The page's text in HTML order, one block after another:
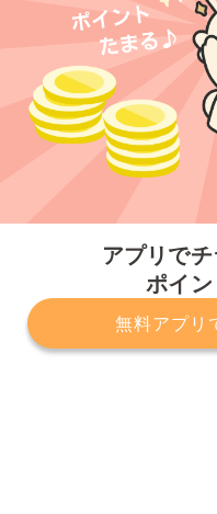
アプリで
ポイン
無料アプリ
プライバシーポリ
サービスに関してのお問